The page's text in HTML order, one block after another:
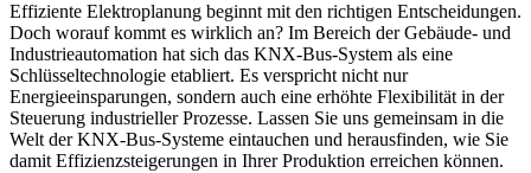
Effiziente Elektroplanung beginnt mit den richtigen Entscheidungen.
Doch worauf kommt es wirklich an? Im Bereich der Gebäude- und
Industrieautomation hat sich das KNX-Bus-System als eine
Schlüsseltechnologie etabliert. Es verspricht nicht nur
Energieeinsparungen, sondern auch eine erhöhte Flexibilität in der
Steuerung industrieller Prozesse. Lassen Sie uns gemeinsam in die
Welt der KNX-Bus-Systeme eintauchen und herausfinden, wie Sie
damit Effizienzsteigerungen in Ihrer Produktion erreichen können.